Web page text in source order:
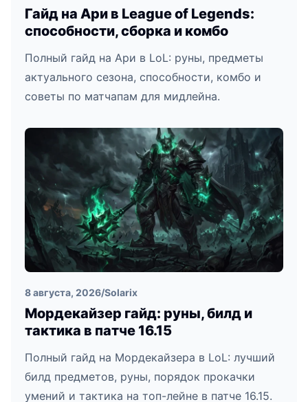
Гайд на Ари в League of Legends:
способности, сборка и комбо
Полный гайд на Ари в LoL: руны, предметы
актуального сезона, способности, комбо и
советы по матчапам для мидлейна.
8 августа, 2026/Solarix
Мордекайзер гайд: руны, билд и
тактика в патче 16.15
Полный гайд на Мордекайзера в LoL: лучший
билд предметов, руны, порядок прокачки
умений и тактика на топ-лейне в патче 16.15.